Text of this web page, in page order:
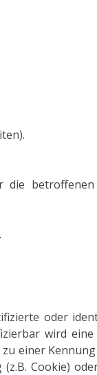
die betroffenen
oder
wird
einer
Cookie)